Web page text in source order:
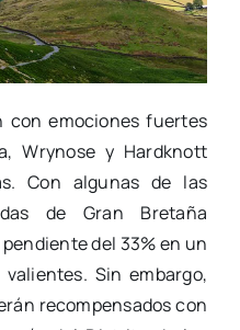
con emociones fuertes
Wrynose y Hardknott
Con algunas de las
de Gran Bretaña
del 33% en un
Sin embargo,
recompensados con